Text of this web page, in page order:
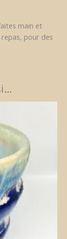
main et
pour des